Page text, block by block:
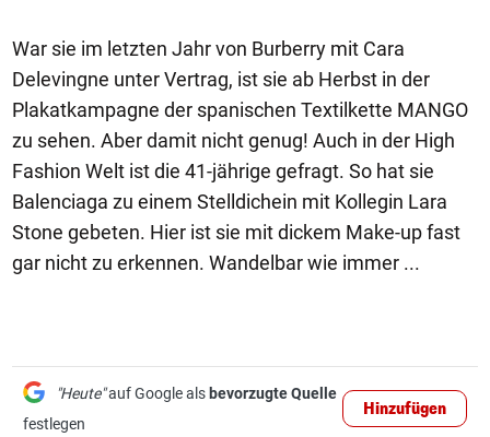
War sie im letzten Jahr von Burberry mit Cara
Delevingne unter Vertrag, ist sie ab Herbst in der
Plakatkampagne der spanischen Textilkette MANGO
zu sehen. Aber damit nicht genug! Auch in der High
Fashion Welt ist die 41-jährige gefragt. So hat sie
Balenciaga zu einem Stelldichein mit Kollegin Lara
Stone gebeten. Hier ist sie mit dickem Make-up fast
gar nicht zu erkennen. Wandelbar wie immer ...
"Heute"auf Google als bevorzugte Quelle
festlegen
Hinzufügen